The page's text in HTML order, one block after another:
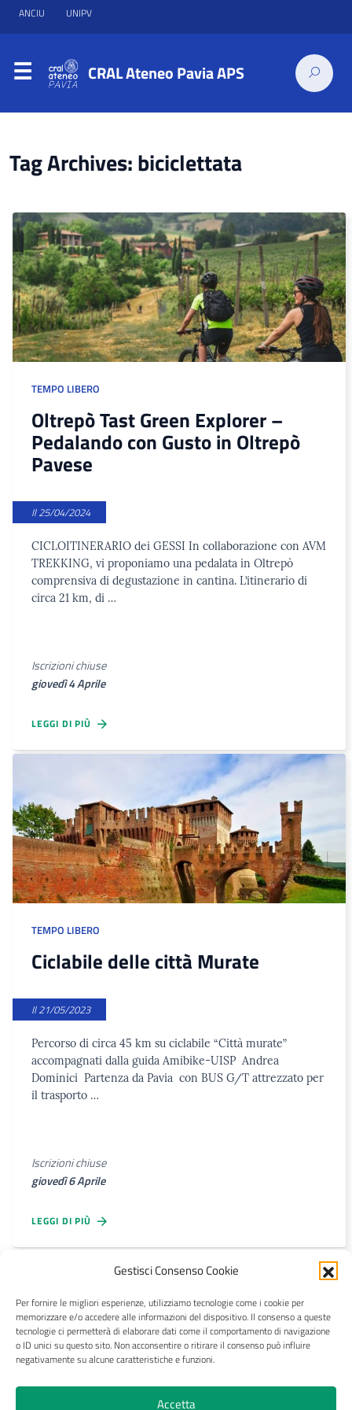
Gestisci Consenso Cookie
Per fornire le migliori esperienze, utilizziamo tecnologie come i cookie per
memorizzare e/o accedere alle informazioni del dispositivo. Il consenso a queste
tecnologie ci permetterà di elaborare dati come il comportamento di navigazione
o ID unici su questo sito. Non acconsentire o ritirare il consenso può influire
negativamente su alcune caratteristiche e funzioni.
Accetta
ANCIU UNIPV
CRAL Ateneo Pavia APS
Tag Archives: biciclettata
TEMPO LIBERO
Oltrepò Tast Green Explorer –
Pedalando con Gusto in Oltrepò
Pavese
Il 25/04/2024
CICLOITINERARIO dei GESSI In collaborazione con AVM
TREKKING, vi proponiamo una pedalata in Oltrepò
comprensiva di degustazione in cantina. L’itinerario di
circa 21 km, di …
Iscrizioni chiuse
giovedì 4 Aprile
LEGGI DI PIÙ
TEMPO LIBERO
Ciclabile delle città Murate
Il 21/05/2023
Percorso di circa 45 km su ciclabile “Città murate”
accompagnati dalla guida Amibike-UISP Andrea
Dominici Partenza da Pavia con BUS G/T attrezzato per
il trasporto …
Iscrizioni chiuse
giovedì 6 Aprile
LEGGI DI PIÙ
CRAL Ateneo Pavia APS
Privacy Trasparenza Pagamenti e fatture